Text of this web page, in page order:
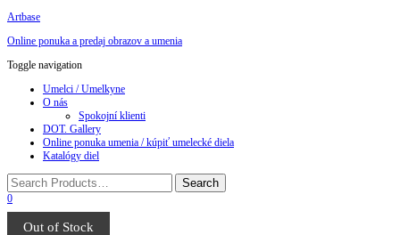
Artbase
Online ponuka a predaj obrazov a umenia
Toggle navigation
Umelci / Umelkyne
O nás
Spokojní klienti
DOT. Gallery
Online ponuka umenia / kúpiť umelecké diela
Katalógy diel
0
Out of Stock